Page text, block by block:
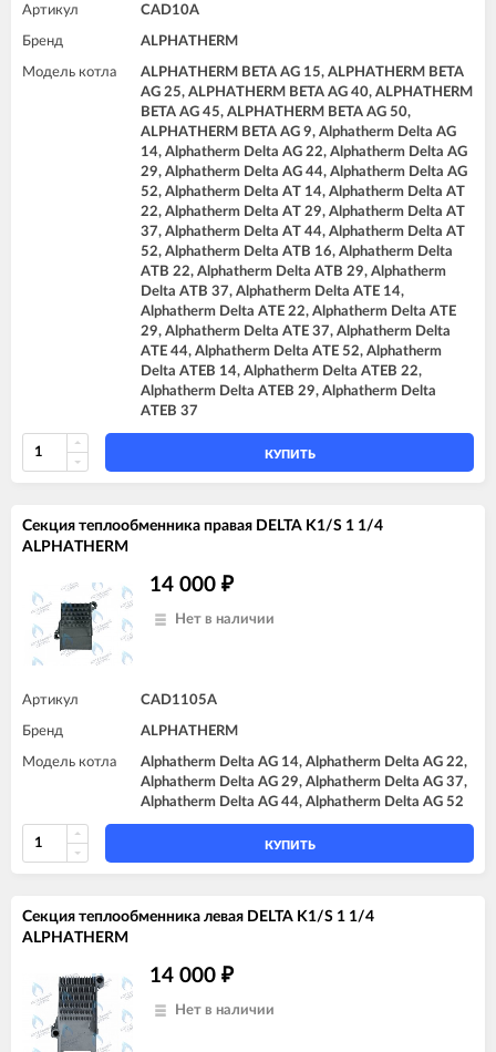
Артикул CAD10A
Бренд ALPHATHERM
Модель котла
ALPHATHERM BETA AG 15, ALPHATHERM BETA
AG 25, ALPHATHERM BETA AG 40, ALPHATHERM
BETA AG 45, ALPHATHERM BETA AG 50,
ALPHATHERM BETA AG 9, Alphatherm Delta AG
14, Alphatherm Delta AG 22, Alphatherm Delta AG
29, Alphatherm Delta AG 44, Alphatherm Delta AG
52, Alphatherm Delta AT 14, Alphatherm Delta AT
22, Alphatherm Delta AT 29, Alphatherm Delta AT
37, Alphatherm Delta AT 44, Alphatherm Delta AT
52, Alphatherm Delta ATB 16, Alphatherm Delta
ATB 22, Alphatherm Delta ATB 29, Alphatherm
Delta ATB 37, Alphatherm Delta ATE 14,
Alphatherm Delta ATE 22, Alphatherm Delta ATE
29, Alphatherm Delta ATE 37, Alphatherm Delta
ATE 44, Alphatherm Delta ATE 52, Alphatherm
Delta ATEB 14, Alphatherm Delta ATEB 22,
Alphatherm Delta ATEB 29, Alphatherm Delta
ATEB 37
КУПИТЬ
Секция теплообменника правая DELTA K1/S 1 1/4
ALPHATHERM
14 000 ₽
Нет в наличии
Артикул CAD1105A
Бренд ALPHATHERM
Модель котла
Alphatherm Delta AG 14, Alphatherm Delta AG 22,
Alphatherm Delta AG 29, Alphatherm Delta AG 37,
Alphatherm Delta AG 44, Alphatherm Delta AG 52
КУПИТЬ
Секция теплообменника левая DELTA K1/S 1 1/4
ALPHATHERM
14 000 ₽
Нет в наличии